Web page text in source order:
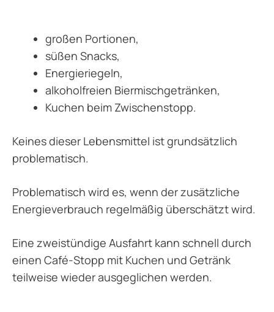
großen Portionen,
süßen Snacks,
Energieriegeln,
alkoholfreien Biermischgetränken,
Kuchen beim Zwischenstopp.
Keines dieser Lebensmittel ist grundsätzlich
problematisch.
Problematisch wird es, wenn der zusätzliche
Energieverbrauch regelmäßig überschätzt wird.
Eine zweistündige Ausfahrt kann schnell durch
einen Café-Stopp mit Kuchen und Getränk
teilweise wieder ausgeglichen werden.